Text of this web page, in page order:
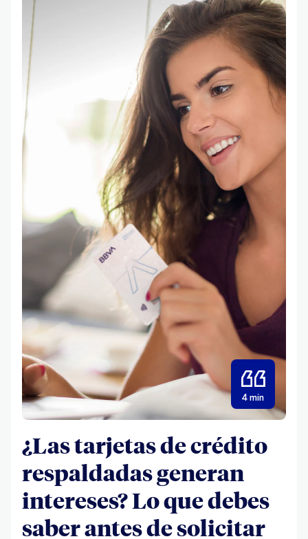
4 min
¿Las tarjetas de crédito
respaldadas generan
intereses? Lo que debes
saber antes de solicitar